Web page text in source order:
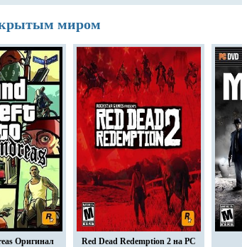
миром
Оригинал Red Dead Redemption 2 на PC